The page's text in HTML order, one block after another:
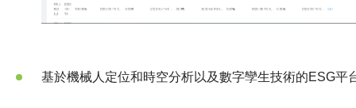
基於機械人定位和時空分析以及數字孿生技術的ESG平